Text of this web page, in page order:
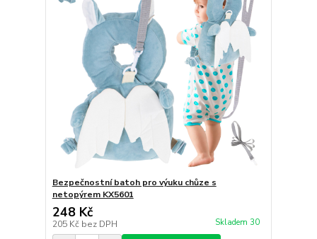
Bezpečnostní batoh pro výuku chůze s
netopýrem KX5601
248 Kč
205 Kč bez DPH Skladem 30